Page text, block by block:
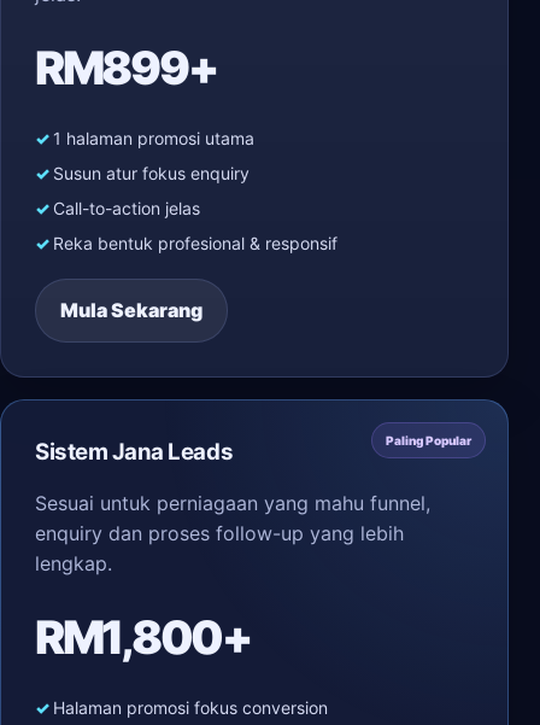
RM899+
1 halaman promosi utama
Susun atur fokus enquiry
Call-to-action jelas
Reka bentuk profesional & responsif
Mula Sekarang
Paling Popular
Sistem Jana Leads
Sesuai untuk perniagaan yang mahu funnel,
enquiry dan proses follow-up yang lebih
lengkap.
RM1,800+
Halaman promosi fokus conversion